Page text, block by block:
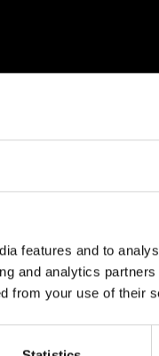
features and to
and analytics
from your use of their